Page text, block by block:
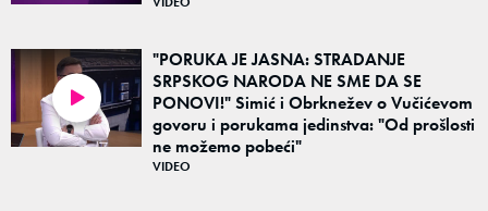
"PORUKA JE JASNA: STRADANJE
SRPSKOG NARODA NE SME DA SE
PONOVI!" Simić i Obrknežev o Vučićevom
govoru i porukama jedinstva: "Od prošlosti
ne možemo pobeći"
VIDEO